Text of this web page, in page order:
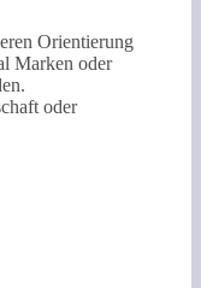
Orientierung
Marken oder
oder